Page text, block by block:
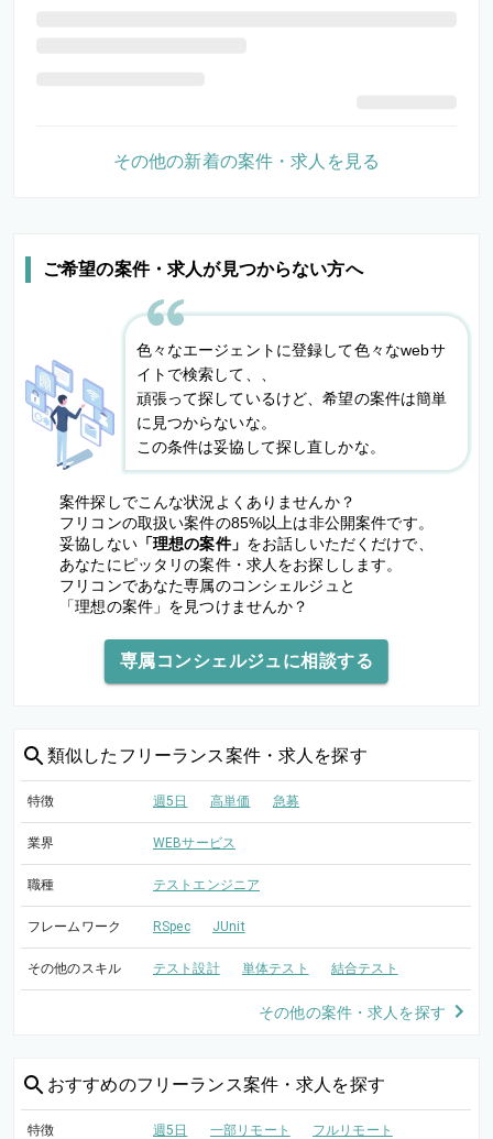
ご希望の案件・求人が見つからない方へ
色々なエージェントに登録して色々なwebサ
イトで検索して、、
頑張って探しているけど、希望の案件は簡単
に見つからないな。
この条件は妥協して探し直しかな。
案件探しでこんな状況よくありませんか？
フリコンの取扱い案件の85%以上は非公開案件です。
妥協しない「理想の案件」 をお話しいただくだけで、
あなたにピッタリの案件・求人をお探しします。
フリコンであなた専属のコンシェルジュと
「理想の案件」を見つけませんか？
専属コンシェルジュに相談する
類似した フリーランス案件・求人を探す
特徴 週5日 高単価 急募
業界 WEBサービス
職種 テストエンジニア
フレームワーク RSpec JUnit
その他のスキル テスト設計 単体テスト 結合テスト
その他の案件・求人を探す
おすすめのフリーランス案件・求人を探す
特徴 週5日 一部リモート フルリモート
その他の新着の案件・求人を見る